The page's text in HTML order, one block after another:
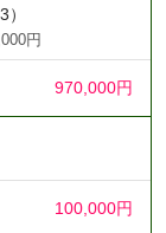
）
円
970,000円
100,000円